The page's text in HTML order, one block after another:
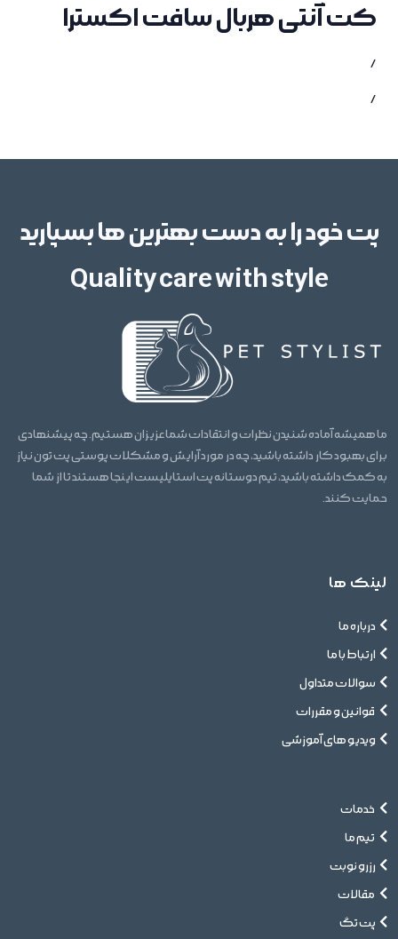
کت آنتی هربال سافت اکسترا
/
/
پت خود را به دست بهترین ها بسپارید
Quality care with style
ما همیشه آماده شنیدن نظرات و انتقادات شما عزیزان هستیم. چه پیشنهادی
برای بهبود کار داشته باشید، چه در مورد آرایش و مشکلات پوستی پت تون نیاز
به کمک داشته باشید، تیم دوستانه پت استایلیست اینجا هستند تا از شما
حمایت کنند.
لینک ها
درباره ما
ارتباط با ما
سوالات متداول
قوانین و مقررات
ویدیو های آموزشی
خدمات
تیم ما
رزرو نوبت
مقالات
پت تگ